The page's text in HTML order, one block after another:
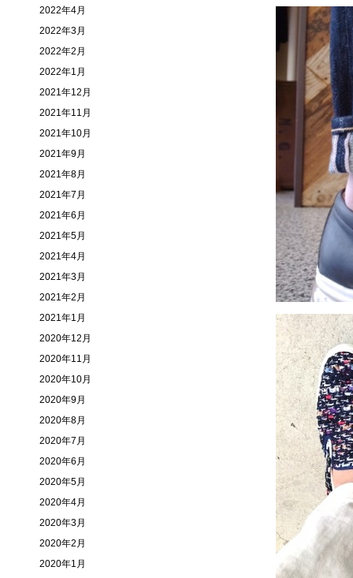
2022年4月
2022年3月
2022年2月
2022年1月
2021年12月
2021年11月
2021年10月
2021年9月
2021年8月
2021年7月
2021年6月
2021年5月
2021年4月
2021年3月
2021年2月
2021年1月
2020年12月
2020年11月
2020年10月
2020年9月
2020年8月
2020年7月
2020年6月
2020年5月
2020年4月
2020年3月
2020年2月
2020年1月